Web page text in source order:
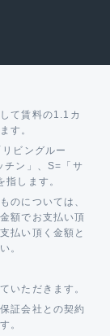
て賃料の1.1カ
す。
ビングルー
チン」、S=「サ
します。
のについては、
額でお支払い頂
払い頂く金額と
。
いただきます。
証会社との契約
。